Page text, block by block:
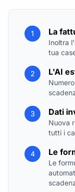
1 La
Inoltra
tua
2 L'AI
3 Dati
Nuova
tutti i
4 Le
Le